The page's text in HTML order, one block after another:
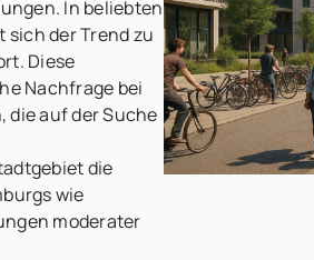
In beliebten
der Trend zu
Diese
Nachfrage bei
die auf der Suche
die
wie
moderater